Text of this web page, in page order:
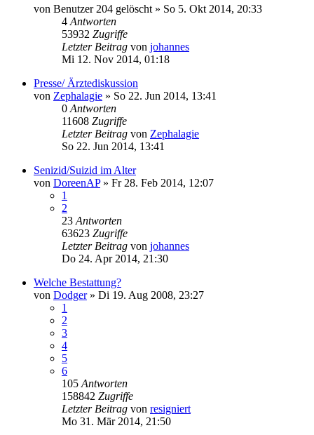
von Benutzer 204 gelöscht » So 5. Okt 2014, 20:33
4 Antworten
53932 Zugriffe
Letzter Beitrag von johannes
Mi 12. Nov 2014, 01:18
Presse/ Ärztediskussion
von Zephalagie » So 22. Jun 2014, 13:41
0 Antworten
11608 Zugriffe
Letzter Beitrag von Zephalagie
So 22. Jun 2014, 13:41
Senizid/Suizid im Alter
von DoreenAP» Fr 28. Feb 2014, 12:07
1
2
23 Antworten
63623 Zugriffe
Letzter Beitrag von johannes
Do 24. Apr 2014, 21:30
Welche Bestattung?
von Dodger» Di 19. Aug 2008, 23:27
1
2
3
4
5
6
105 Antworten
158842 Zugriffe
Letzter Beitrag von resigniert
Mo 31. Mär 2014, 21:50